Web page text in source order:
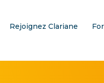
Rejoignez Clariane